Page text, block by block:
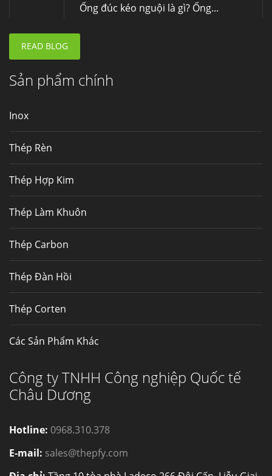
Ống đúc kéo nguội là gì? Ống...
Fengyang là một trong những nhà
Thép Fengyang
READ BLOG
Sản phẩm chính
Inox
Thép Rèn
Thép Hợp Kim
Thép Làm Khuôn
Thép Carbon
Thép Đàn Hồi
Thép Corten
Các Sản Phẩm Khác
Công ty TNHH Công nghiệp Quốc tế
Châu Dương
Hotline: 0968.310.378
E-mail: sales@thepfy.com